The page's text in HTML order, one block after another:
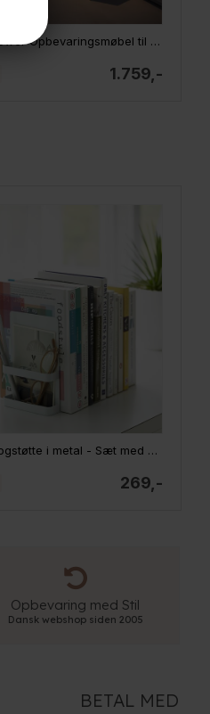
Yamazaki Tower Opbevaringsmøbel til LP plader, Hvid
1.759,-
Yamazaki bogstøtte i metal - Sæt med 2 stk - HVID
269,-
Opbevaring med Stil
Dansk webshop siden 2005
BETAL MED